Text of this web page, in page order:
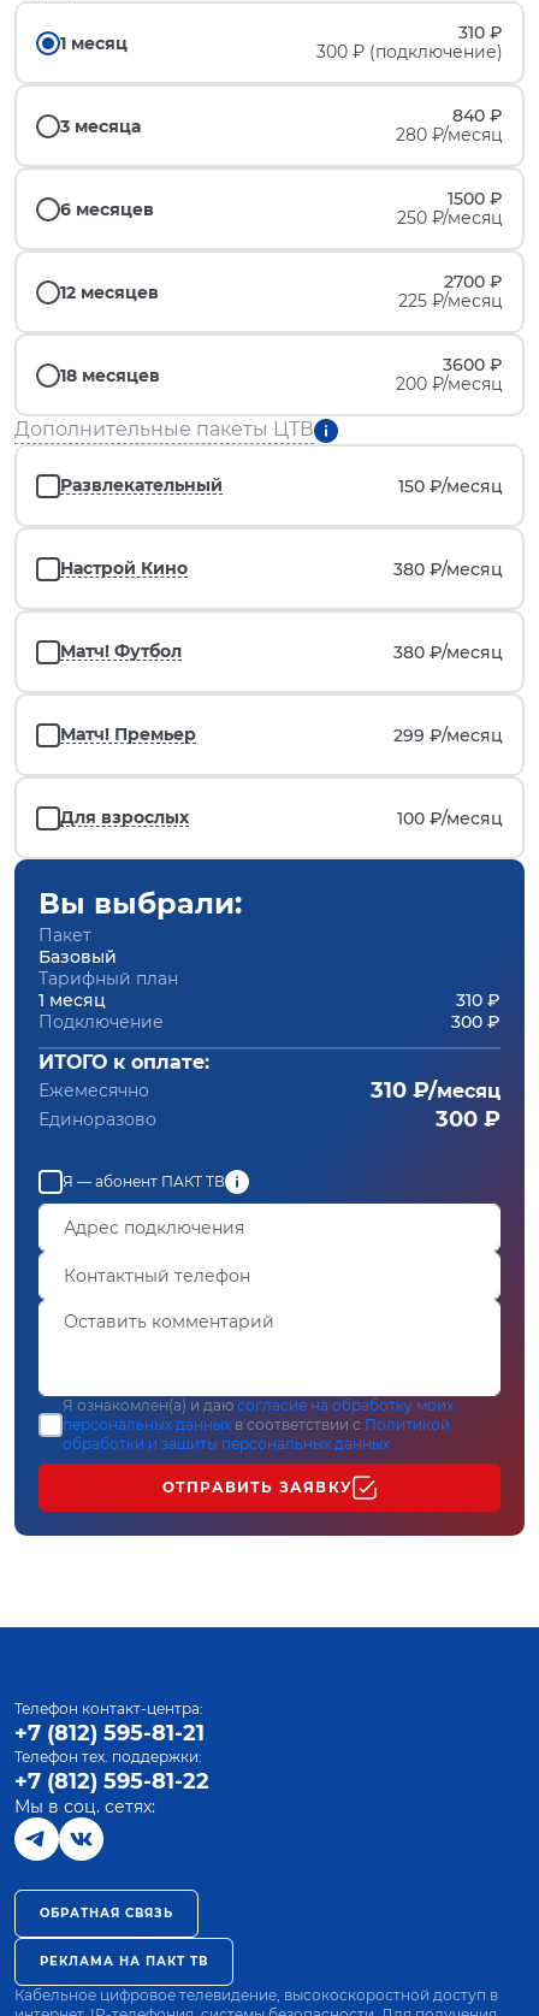
1 месяц
310 ₽
300 ₽ (подключение)
3 месяца
840 ₽
280 ₽/месяц
6 месяцев
1500 ₽
250 ₽/месяц
12 месяцев
2700 ₽
225 ₽/месяц
18 месяцев
3600 ₽
200 ₽/месяц
Дополнительные пакеты ЦТВ
Развлекательный 150 ₽/месяц
Настрой Кино 380 ₽/месяц
Матч! Футбол 380 ₽/месяц
Матч! Премьер 299 ₽/месяц
Для взрослых 100 ₽/месяц
Вы выбрали:
Пакет
Базовый
Тарифный план
1 месяц
310 ₽
Подключение
300 ₽
ИТОГО к оплате:
Ежемесячно 310 ₽/месяц
Единоразово 300 ₽
Я — абонент ПАКТ ТВ
Я ознакомлен(а) и даю согласие на обработку моих
персональных данных в соответствии с Политикой
обработки и защиты персональных данных
ОТПРАВИТЬ ЗАЯВКУ
Телефон контакт-центра:
+7 (812) 595-81-21
Телефон тех. поддержки:
+7 (812) 595-81-22
Мы в соц. сетях:
ОБРАТНАЯ СВЯЗЬ
РЕКЛАМА НА ПАКТ ТВ
Кабельное цифровое телевидение, высокоскоростной доступ в